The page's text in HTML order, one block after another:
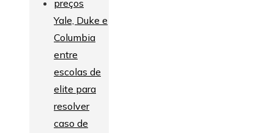
Yale, Duke e
Columbia
entre
escolas de
elite para
resolver
caso de